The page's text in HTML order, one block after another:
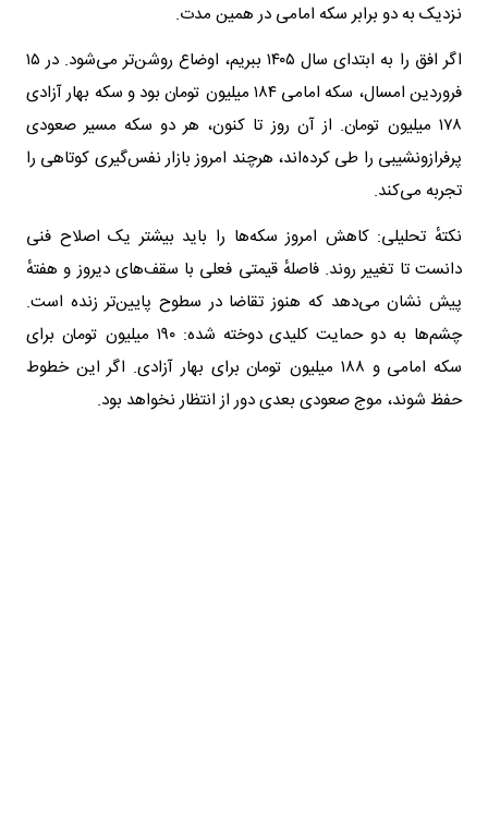
نزدیک به دو برابر سکه امامی در همین مدت.
اگر افق را به ابتدای سال ۱۴۰۵ ببریم، اوضاع روشن‌تر می‌شود. در ۱۵
فروردین امسال، سکه امامی ۱۸۴ میلیون تومان بود و سکه بهار آزادی
۱۷۸ میلیون تومان. از آن روز تا کنون، هر دو سکه مسیر صعودی
پرفرازونشیبی را طی کرده‌اند، هرچند امروز بازار نفس‌گیری کوتاهی را
تجربه می‌کند.
نکتهٔ تحلیلی: کاهش امروز سکه‌ها را باید بیشتر یک اصلاح فنی
دانست تا تغییر روند. فاصلهٔ قیمتی فعلی با سقف‌های دیروز و هفتهٔ
پیش نشان می‌دهد که هنوز تقاضا در سطوح پایین‌تر زنده است.
چشم‌ها به دو حمایت کلیدی دوخته شده: ۱۹۰ میلیون تومان برای
سکه امامی و ۱۸۸ میلیون تومان برای بهار آزادی. اگر این خطوط
حفظ شوند، موج صعودی بعدی دور از انتظار نخواهد بود.